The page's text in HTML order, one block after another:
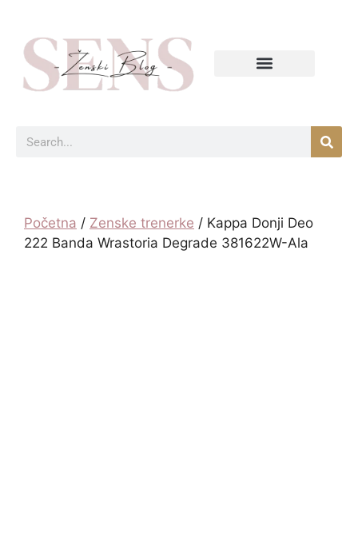
Početna / Zenske trenerke / Kappa Donji Deo
222 Banda Wrastoria Degrade 381622W-Ala